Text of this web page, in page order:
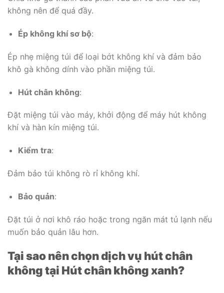
không nên để quá đầy.
Ép không khí sơ bộ:
Ép nhẹ miệng túi để loại bớt không khí và đảm bảo
khô gà không dính vào phần miệng túi.
Hút chân không:
Đặt miệng túi vào máy, khởi động để máy hút không
khí và hàn kín miệng túi.
Kiểm tra:
Đảm bảo túi không rò rỉ không khí.
Bảo quản:
Đặt túi ở nơi khô ráo hoặc trong ngăn mát tủ lạnh nếu
muốn bảo quản lâu hơn.
Tại sao nên chọn dịch vụ hút chân
không tại Hút chân không xanh?